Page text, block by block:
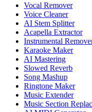
Vocal Remover
Voice Cleaner
AI Stem Splitter
Acapella Extractor
Instrumental
Karaoke Maker
AI Mastering
Slowed Reverb
Song Mashup
Ringtone Maker
Music Extender
Music Section